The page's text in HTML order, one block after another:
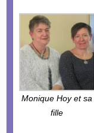
Monique Hoy et sa
fille